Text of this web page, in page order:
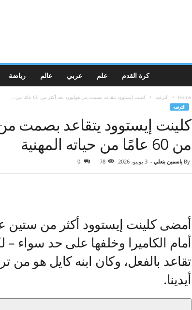
رياضة عالم عربي علم كرة القدم
Home الترفيه كلينت إيستوود يتقاعد بصمت من هوليوود بعد أكثر من 60 عامًا من...
الترفيه
كلينت إيستوود يتقاعد بصمت من
من 60 عامًا من حياته المهنية
By ياسمين بنعلي - 3 يونيو، 2026 78
0
أمضى كلينت إيستوود أكثر من ستين
تقاعد بالفعل، وكان ابنه كايل هو من
أيدينا.